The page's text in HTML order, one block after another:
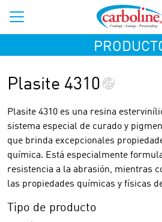
Plasite 4310
Plasite 4310 es una resina
sistema especial de curado y
que brinda excepcionales
química. Está especialmente
resistencia a la abrasión, mientras
las propiedades químicas y físicas
Tipo de producto